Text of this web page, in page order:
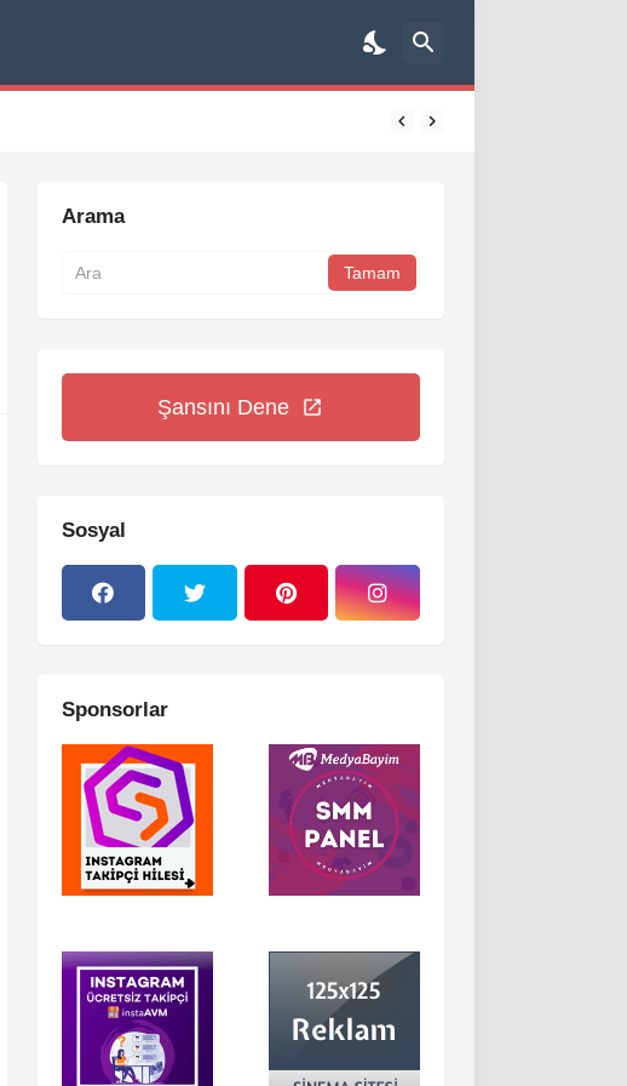
Arama
Şansını Dene
Sosyal
Sponsorlar